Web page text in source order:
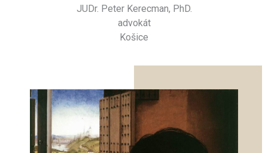
JUDr. Peter Kerecman, PhD.
advokát
Košice